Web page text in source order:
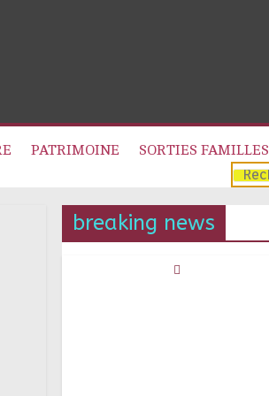
PATRIMOINE
SORTIES FAMILLES
breaking news